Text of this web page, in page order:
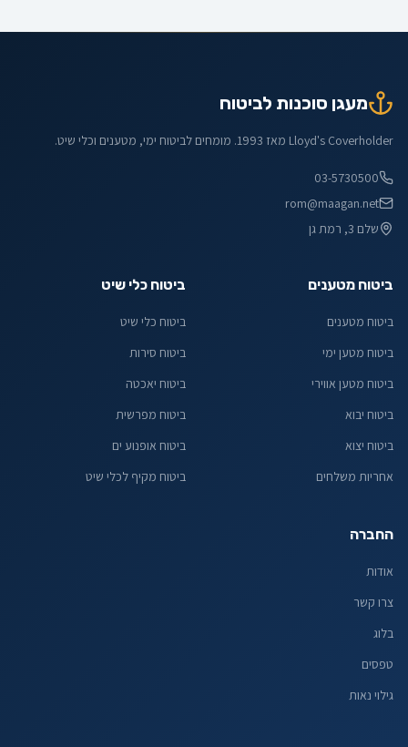
מעגן סוכנות לביטוח
Lloyd's Coverholder מאז 1993. מומחים לביטוח ימי, מטענים וכלי שיט.
03-5730500
rom@maagan.net
שלם 3, רמת גן
ביטוח מטענים
ביטוח מטענים
ביטוח מטען ימי
ביטוח מטען אווירי
ביטוח יבוא
ביטוח יצוא
אחריות משלחים
ביטוח כלי שיט
ביטוח כלי שיט
ביטוח סירות
ביטוח יאכטה
ביטוח מפרשית
ביטוח אופנוע ים
ביטוח מקיף לכלי שיט
החברה
אודות
צרו קשר
בלוג
טפסים
גילוי נאות